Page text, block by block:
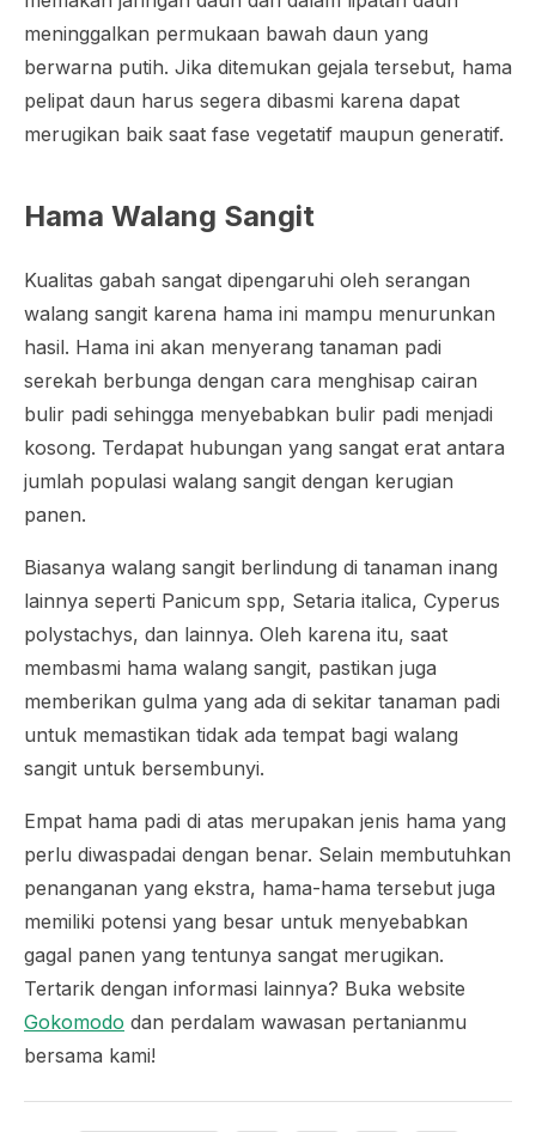
meninggalkan permukaan bawah daun yang
berwarna putih. Jika ditemukan gejala tersebut, hama
pelipat daun harus segera dibasmi karena dapat
merugikan baik saat fase vegetatif maupun generatif.
Hama Walang Sangit
Kualitas gabah sangat dipengaruhi oleh serangan
walang sangit karena hama ini mampu menurunkan
hasil. Hama ini akan menyerang tanaman padi
serekah berbunga dengan cara menghisap cairan
bulir padi sehingga menyebabkan bulir padi menjadi
kosong. Terdapat hubungan yang sangat erat antara
jumlah populasi walang sangit dengan kerugian
panen.
Biasanya walang sangit berlindung di tanaman inang
lainnya seperti Panicum spp, Setaria italica, Cyperus
polystachys, dan lainnya. Oleh karena itu, saat
membasmi hama walang sangit, pastikan juga
memberikan gulma yang ada di sekitar tanaman padi
untuk memastikan tidak ada tempat bagi walang
sangit untuk bersembunyi.
Empat hama padi di atas merupakan jenis hama yang
perlu diwaspadai dengan benar. Selain membutuhkan
penanganan yang ekstra, hama-hama tersebut juga
memiliki potensi yang besar untuk menyebabkan
gagal panen yang tentunya sangat merugikan.
Tertarik dengan informasi lainnya? Buka website
Gokomodo dan perdalam wawasan pertanianmu
bersama kami!